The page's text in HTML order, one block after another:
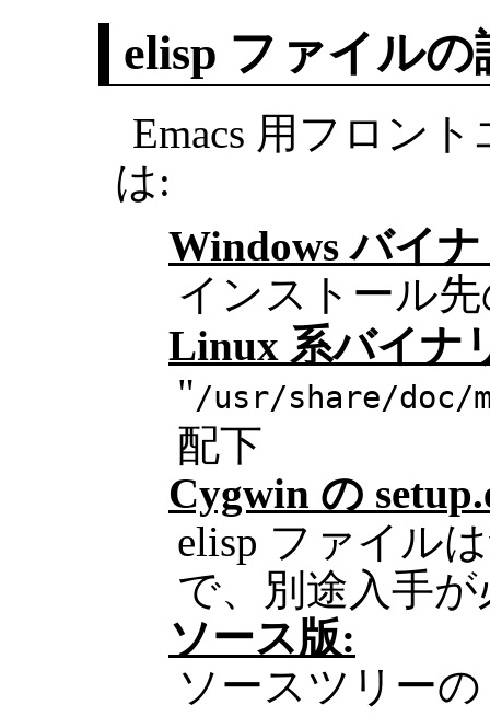
elisp ファイル
Emacs 用フロン
は:
Windows バイ
インストール
Linux 系バイナ
"/usr/share/doc/
配下
Cygwin の
elisp ファイル
で、別途入手
ソース版:
ソースツリー